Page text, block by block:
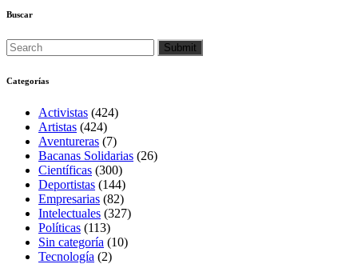
Buscar
Categorías
Activistas (424)
Artistas (424)
Aventureras (7)
Bacanas Solidarias (26)
Científicas (300)
Deportistas (144)
Empresarias (82)
Intelectuales (327)
Políticas (113)
Sin categoría (10)
Tecnología (2)